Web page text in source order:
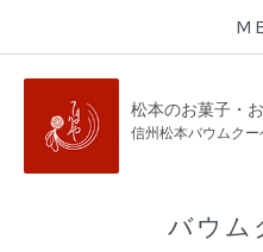
松本のお菓子・
信州松本バウムク
バウム